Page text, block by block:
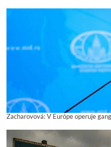
Zacharovová: V Európe operuje